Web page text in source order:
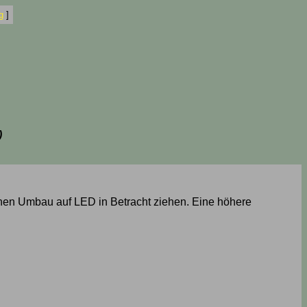
]
Umbau auf LED in Betracht ziehen. Eine höhere